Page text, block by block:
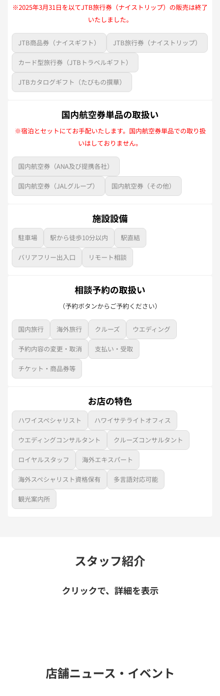
※2025年3月31日を以てJTB旅行券（ナイストリップ）の販売は終了
いたしました。
JTB商品券（ナイスギフト） JTB旅行券（ナイストリップ）
カード型旅行券（JTBトラベルギフト）
JTBカタログギフト（たびもの撰華）
国内航空券単品の取扱い
※宿泊とセットにてお手配いたします。国内航空券単品での取り扱
いはしておりません。
国内航空券（ANA及び提携各社）
国内航空券（JALグループ） 国内航空券（その他）
施設設備
駐車場 駅から徒歩10分以内 駅直結
バリアフリー出入口 リモート相談
相談予約の取扱い
（予約ボタンからご予約ください）
国内旅行 海外旅行 クルーズ ウエディング
予約内容の変更・取消 支払い・受取
チケット・商品券等
お店の特色
ハワイスペシャリスト ハワイサテライトオフィス
ウエディングコンサルタント クルーズコンサルタント
ロイヤルスタッフ 海外エキスパート
海外スペシャリスト資格保有 多言語対応可能
観光案内所
スタッフ紹介
クリックで、詳細を表示
店舗ニュース・イベント